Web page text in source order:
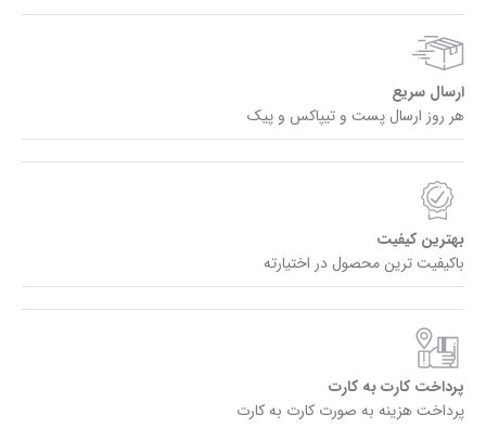
ارسال سریع
هر روز ارسال پست و تیپاکس و پیک
بهترین کیفیت
باکیفیت ترین محصول در اختیارته
پرداخت کارت به کارت
پرداخت هزینه به صورت کارت به کارت